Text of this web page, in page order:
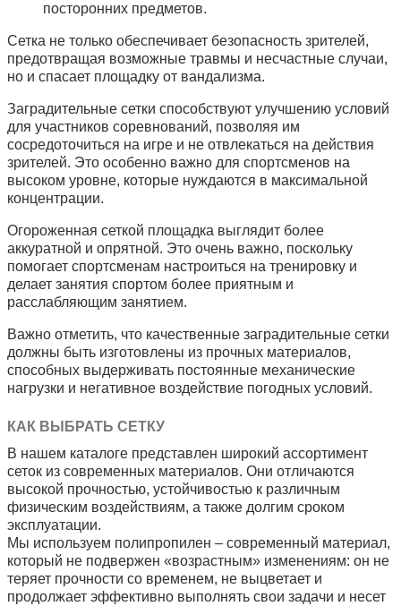
посторонних предметов.
Сетка не только обеспечивает безопасность зрителей,
предотвращая возможные травмы и несчастные случаи,
но и спасает площадку от вандализма.
Заградительные сетки способствуют улучшению условий
для участников соревнований, позволяя им
сосредоточиться на игре и не отвлекаться на действия
зрителей. Это особенно важно для спортсменов на
высоком уровне, которые нуждаются в максимальной
концентрации.
Огороженная сеткой площадка выглядит более
аккуратной и опрятной. Это очень важно, поскольку
помогает спортсменам настроиться на тренировку и
делает занятия спортом более приятным и
расслабляющим занятием.
Важно отметить, что качественные заградительные сетки
должны быть изготовлены из прочных материалов,
способных выдерживать постоянные механические
нагрузки и негативное воздействие погодных условий.
КАК ВЫБРАТЬ СЕТКУ
В нашем каталоге представлен широкий ассортимент
сеток из современных материалов. Они отличаются
высокой прочностью, устойчивостью к различным
физическим воздействиям, а также долгим сроком
эксплуатации.
Мы используем полипропилен – современный материал,
который не подвержен «возрастным» изменениям: он не
теряет прочности со временем, не выцветает и
продолжает эффективно выполнять свои задачи и несет